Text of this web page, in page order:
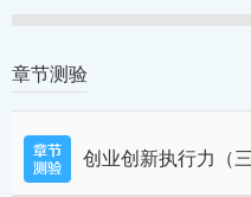
章节测验